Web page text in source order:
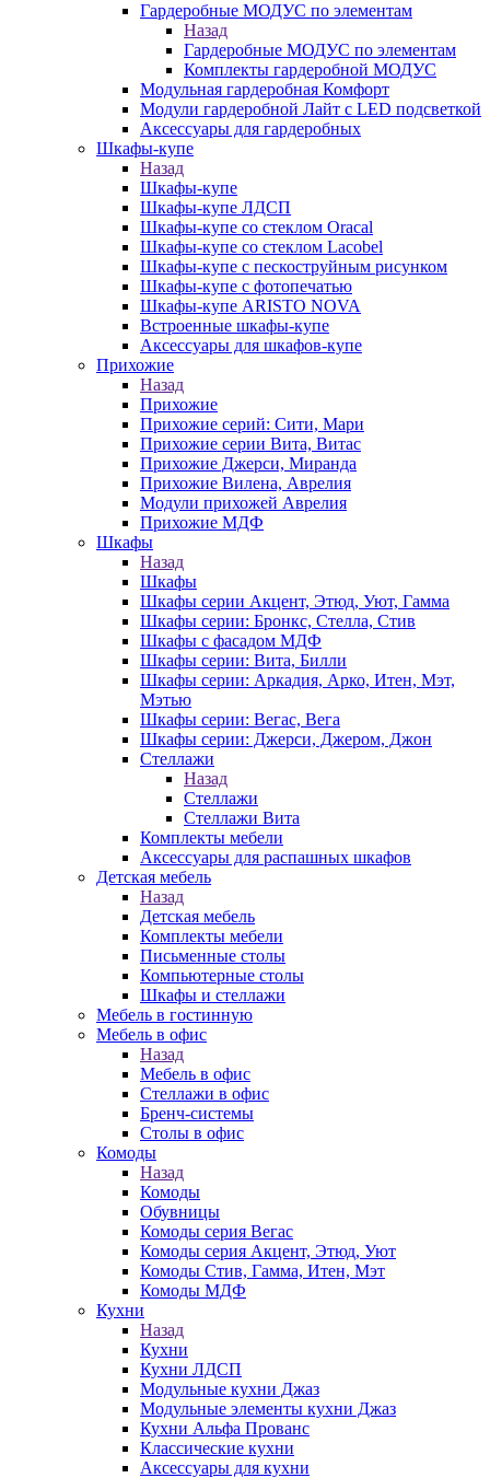
Гардеробные МОДУС по элементам
Назад
Гардеробные МОДУС по элементам
Комплекты гардеробной МОДУС
Модульная гардеробная Комфорт
Модули гардеробной Лайт с LED подсветкой
Аксессуары для гардеробных
Шкафы-купе
Назад
Шкафы-купе
Шкафы-купе ЛДСП
Шкафы-купе со стеклом Oracal
Шкафы-купе со стеклом Lacobel
Шкафы-купе с пескоструйным рисунком
Шкафы-купе с фотопечатью
Шкафы-купе ARISTO NOVA
Встроенные шкафы-купе
Аксессуары для шкафов-купе
Прихожие
Назад
Прихожие
Прихожие серий: Сити, Мари
Прихожие серии Вита, Витас
Прихожие Джерси, Миранда
Прихожие Вилена, Аврелия
Модули прихожей Аврелия
Прихожие МДФ
Шкафы
Назад
Шкафы
Шкафы серии Акцент, Этюд, Уют, Гамма
Шкафы серии: Бронкс, Стелла, Стив
Шкафы с фасадом МДФ
Шкафы серии: Вита, Билли
Шкафы серии: Аркадия, Арко, Итен, Мэт,
Мэтью
Шкафы серии: Вегас, Вега
Шкафы серии: Джерси, Джером, Джон
Стеллажи
Назад
Стеллажи
Стеллажи Вита
Комплекты мебели
Аксессуары для распашных шкафов
Детская мебель
Назад
Детская мебель
Комплекты мебели
Письменные столы
Компьютерные столы
Шкафы и стеллажи
Мебель в гостинную
Мебель в офис
Назад
Мебель в офис
Стеллажи в офис
Бренч-системы
Столы в офис
Комоды
Назад
Комоды
Обувницы
Комоды серия Вегас
Комоды серия Акцент, Этюд, Уют
Комоды Стив, Гамма, Итен, Мэт
Комоды МДФ
Кухни
Назад
Кухни
Кухни ЛДСП
Модульные кухни Джаз
Модульные элементы кухни Джаз
Кухни Альфа Прованс
Классические кухни
Аксессуары для кухни